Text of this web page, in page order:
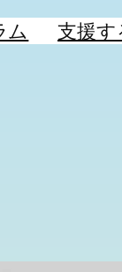
ム 支援す